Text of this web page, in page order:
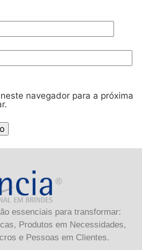
navegador para a próxima
essenciais para transformar:
Produtos em Necessidades,
e Pessoas em Clientes.